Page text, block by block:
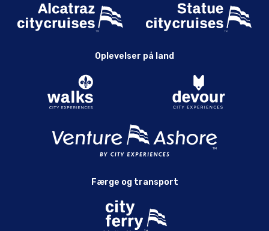
Oplevelser på land
Færge og transport